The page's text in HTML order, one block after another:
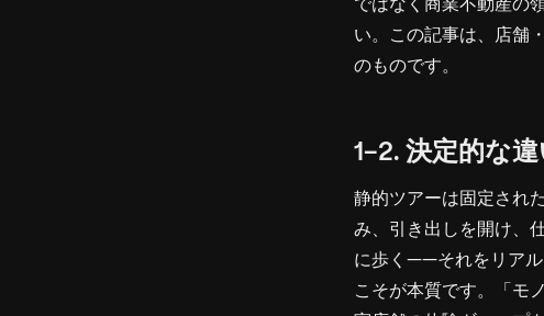
ではなく商業不動産の
い。この記事は、店舗
のものです。
1-2. 決定的な
静的ツアーは固定され
み、引き出しを開け、
に歩く——それをリアル
こそが本質です。「モ